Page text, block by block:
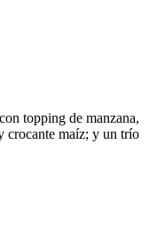
topping de manzana,
crocante maíz; y un trío